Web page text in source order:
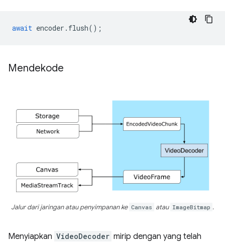
await encoder . flush();
Mendekode
Jalur dari jaringan atau penyimpanan ke Canvas atau ImageBitmap .
Menyiapkan VideoDecoder mirip dengan yang telah